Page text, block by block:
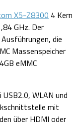
X5-Z8300 4 Kern
GHz. Der
die
Massenspeicher
eMMC
WLAN und
mit
über HDMI oder